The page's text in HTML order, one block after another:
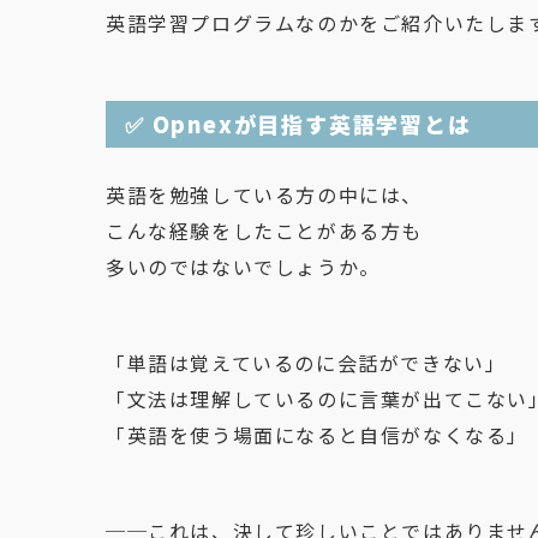
英語学習プログラムなのかをご紹介いたしま
✅ Opnexが目指す英語学習とは
英語を勉強している方の中には、
こんな経験をしたことがある方も
多いのではないでしょうか。
「単語は覚えているのに会話ができない」
「文法は理解しているのに言葉が出てこない」
「英語を使う場面になると自信がなくなる」
──これは、決して珍しいことではありませ